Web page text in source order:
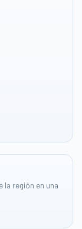
la región en una